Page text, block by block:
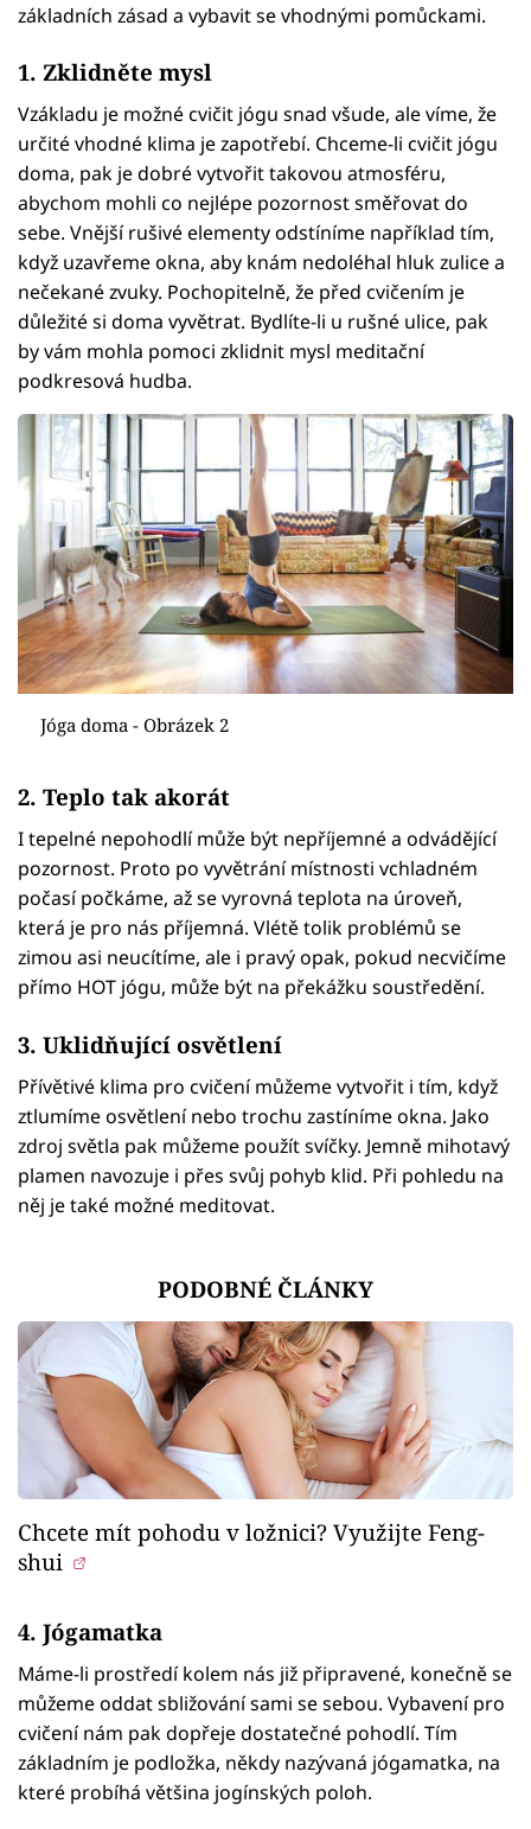
základních zásad a vybavit se vhodnými pomůckami.
1. Zklidněte mysl
Vzákladu je možné cvičit jógu snad všude, ale víme, že
určité vhodné klima je zapotřebí. Chceme-li cvičit jógu
doma, pak je dobré vytvořit takovou atmosféru,
abychom mohli co nejlépe pozornost směřovat do
sebe. Vnější rušivé elementy odstíníme například tím,
když uzavřeme okna, aby knám nedoléhal hluk zulice a
nečekané zvuky. Pochopitelně, že před cvičením je
důležité si doma vyvětrat. Bydlíte-li u rušné ulice, pak
by vám mohla pomoci zklidnit mysl meditační
podkresová hudba.
Jóga doma - Obrázek 2
2. Teplo tak akorát
I tepelné nepohodlí může být nepříjemné a odvádějící
pozornost. Proto po vyvětrání místnosti vchladném
počasí počkáme, až se vyrovná teplota na úroveň,
která je pro nás příjemná. Vlétě tolik problémů se
zimou asi neucítíme, ale i pravý opak, pokud necvičíme
přímo HOT jógu, může být na překážku soustředění.
3. Uklidňující osvětlení
Přívětivé klima pro cvičení můžeme vytvořit i tím, když
ztlumíme osvětlení nebo trochu zastíníme okna. Jako
zdroj světla pak můžeme použít svíčky. Jemně mihotavý
plamen navozuje i přes svůj pohyb klid. Při pohledu na
něj je také možné meditovat.
PODOBNÉ ČLÁNKY
Chcete mít pohodu v ložnici? Využijte Feng-
shui
4. Jógamatka
Máme-li prostředí kolem nás již připravené, konečně se
můžeme oddat sbližování sami se sebou. Vybavení pro
cvičení nám pak dopřeje dostatečné pohodlí. Tím
základním je podložka, někdy nazývaná jógamatka, na
které probíhá většina jogínských poloh.